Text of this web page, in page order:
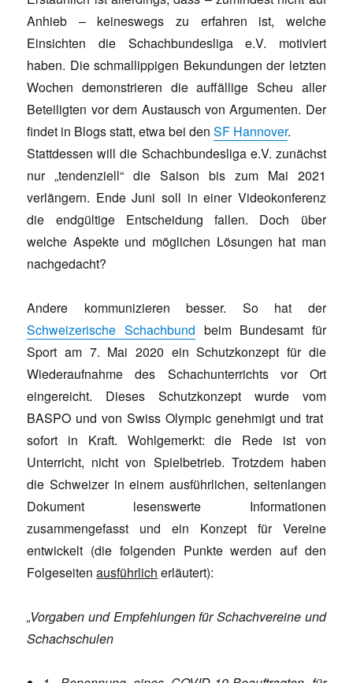
Anhieb – keineswegs zu erfahren ist, welche
Einsichten die Schachbundesliga e.V. motiviert
haben. Die schmallippigen Bekundungen der letzten
Wochen demonstrieren die auffällige Scheu aller
Beteiligten vor dem Austausch von Argumenten. Der
findet in Blogs statt, etwa bei denSF Hannover.
Stattdessen will die Schachbundesliga e.V. zunächst
nur „tendenziell“ die Saison bis zum Mai 2021
verlängern. Ende Juni soll in einer Videokonferenz
die endgültige Entscheidung fallen. Doch über
welche Aspekte und möglichen Lösungen hat man
nachgedacht?
Andere kommunizieren besser. So hat der
Schweizerische Schachbund beim Bundesamt für
Sport am 7. Mai 2020 ein Schutzkonzept für die
Wiederaufnahme des Schachunterrichts vor Ort
eingereicht. Dieses Schutzkonzept wurde vom
BASPO und von Swiss Olympic genehmigt und trat
sofort in Kraft. Wohlgemerkt: die Rede ist von
Unterricht, nicht von Spielbetrieb. Trotzdem haben
die Schweizer in einem ausführlichen, seitenlangen
Dokument lesenswerte Informationen
zusammengefasst und ein Konzept für Vereine
entwickelt (die folgenden Punkte werden auf den
Folgeseitenausführlich erläutert):
„Vorgaben und Empfehlungen für Schachvereine und
Schachschulen